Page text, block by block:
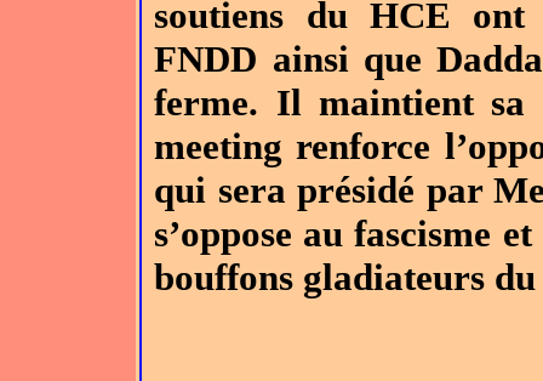
soutiens du HCE
FNDD ainsi que
ferme. Il maintient sa
meeting renforce
qui sera présidé par
s’oppose au fascisme
bouffons gladiateurs du